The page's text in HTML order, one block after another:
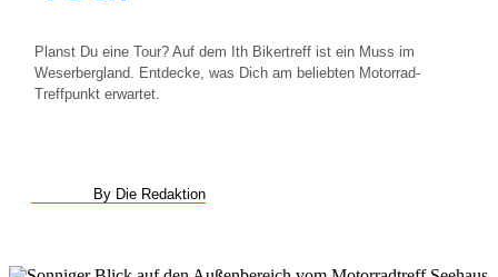
Planst Du eine Tour? Auf dem Ith Bikertreff ist ein Muss im
Weserbergland. Entdecke, was Dich am beliebten Motorrad-
Treffpunkt erwartet.
By Die Redaktion